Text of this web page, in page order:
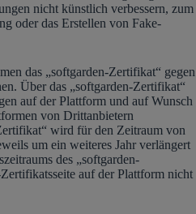
nicht künstlich verbessern, zum
oder das Erstellen von Fake-
das „softgarden-Zertifikat“ gegen
Über das „softgarden-Zertifikat“
auf der Plattform und auf Wunsch
von Drittanbietern
wird für den Zeitraum von
um ein weiteres Jahr verlängert
des „softgarden-
auf der Plattform nicht